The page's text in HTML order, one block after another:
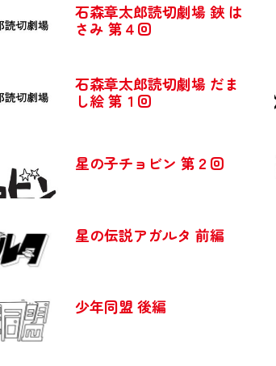
石森章太郎読切劇場 鋏 は
さみ 第４回
石森章太郎読切劇場 だま
し絵 第１回
星の子チョビン 第２回
星の伝説アガルタ 前編
少年同盟 後編